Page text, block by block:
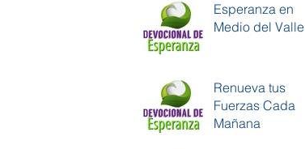
Esperanza en
Medio del Valle
Renueva tus
Fuerzas Cada
Mañana